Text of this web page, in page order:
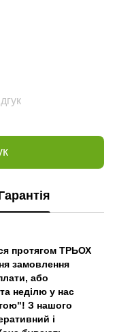
протягом ТРЬОХ
замовлення
або
неділю у нас
З нашого
і